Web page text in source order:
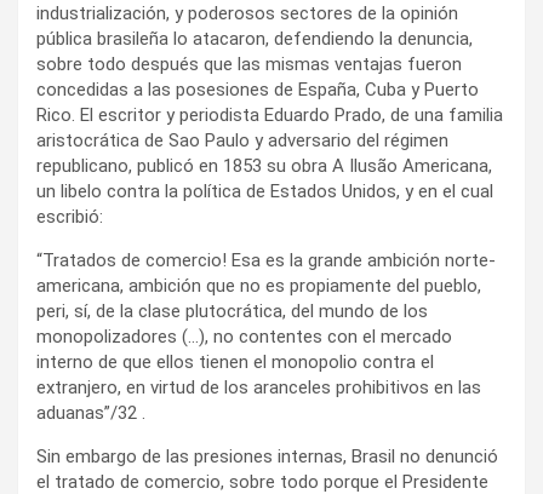
industrialización, y poderosos sectores de la opinión
pública brasileña lo atacaron, defendiendo la denuncia,
sobre todo después que las mismas ventajas fueron
concedidas a las posesiones de España, Cuba y Puerto
Rico. El escritor y periodista Eduardo Prado, de una familia
aristocrática de Sao Paulo y adversario del régimen
republicano, publicó en 1853 su obra A Ilusão Americana,
un libelo contra la política de Estados Unidos, y en el cual
escribió:
“Tratados de comercio! Esa es la grande ambición norte-
americana, ambición que no es propiamente del pueblo,
peri, sí, de la clase plutocrática, del mundo de los
monopolizadores (…), no contentes con el mercado
interno de que ellos tienen el monopolio contra el
extranjero, en virtud de los aranceles prohibitivos en las
aduanas”/32 .
Sin embargo de las presiones internas, Brasil no denunció
el tratado de comercio, sobre todo porque el Presidente